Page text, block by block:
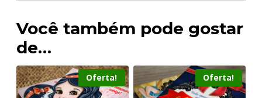
Você também pode gostar
de…
Oferta! Oferta!